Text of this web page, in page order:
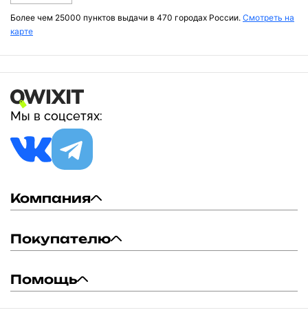
Более чем 25000 пунктов выдачи в 470 городах России. Смотреть на
карте
Мы в соцсетях:
Компания
Покупателю
Помощь